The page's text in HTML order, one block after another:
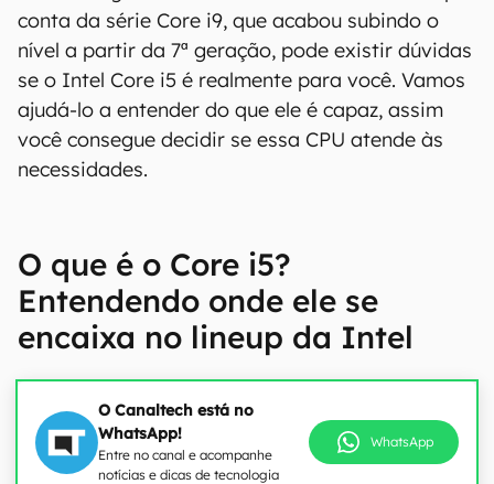
conta da série Core i9, que acabou subindo o
nível a partir da 7ª geração, pode existir dúvidas
se o Intel Core i5 é realmente para você. Vamos
ajudá-lo a entender do que ele é capaz, assim
você consegue decidir se essa CPU atende às
necessidades.
O que é o Core i5?
Entendendo onde ele se
encaixa no lineup da Intel
O Canaltech está no
WhatsApp!
Entre no canal e acompanhe
notícias e dicas de tecnologia
WhatsApp